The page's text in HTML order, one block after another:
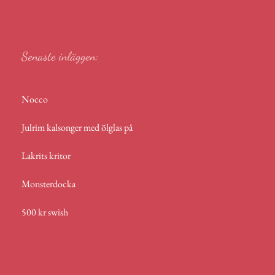
Senaste inläggen:
Nocco
Julrim kalsonger med ölglas på
Lakrits kritor
Monsterdocka
500 kr swish